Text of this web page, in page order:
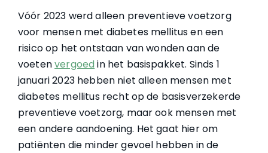
Vóór 2023 werd alleen preventieve voetzorg
voor mensen met diabetes mellitus en een
risico op het ontstaan van wonden aan de
voetenvergoedin het basispakket. Sinds 1
januari 2023 hebben niet alleen mensen met
diabetes mellitus recht op de basisverzekerde
preventieve voetzorg, maar ook mensen met
een andere aandoening. Het gaat hier om
patiënten die minder gevoel hebben in de